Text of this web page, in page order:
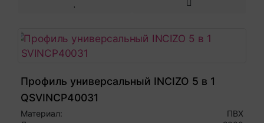
Профиль универсальный INCIZO 5 в 1
QSVINCP40031
Материал:
ПВХ